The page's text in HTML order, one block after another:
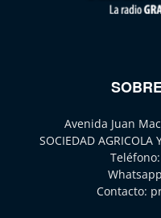
Avenida Juan
SOCIEDAD AGRICOLA
Teléfono:
Contacto: